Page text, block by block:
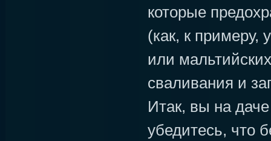
которые
(как, к примеру,
или
сваливания и
Итак, вы на
убедитесь, что